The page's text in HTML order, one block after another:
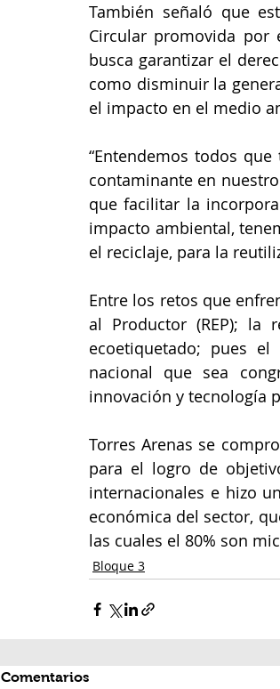
También señaló que
Circular promovida por
busca garantizar el
como disminuir la
el impacto en el medio
“Entendemos todos
contaminante en
que facilitar la
impacto ambiental,
el reciclaje, para la
Entre los retos que
al Productor (REP); la
ecoetiquetado; pues
nacional que sea
innovación y tecnología
Torres Arenas se
para el logro de
internacionales e hizo
económica del sector,
las cuales el 80% son
Bloque 3
Comentarios